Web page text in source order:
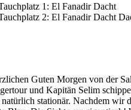
1: El Fanadir Dacht
2: El Fanadir Dacht
Guten Morgen von der
und Kapitän Selim
stationär. Nachdem wir